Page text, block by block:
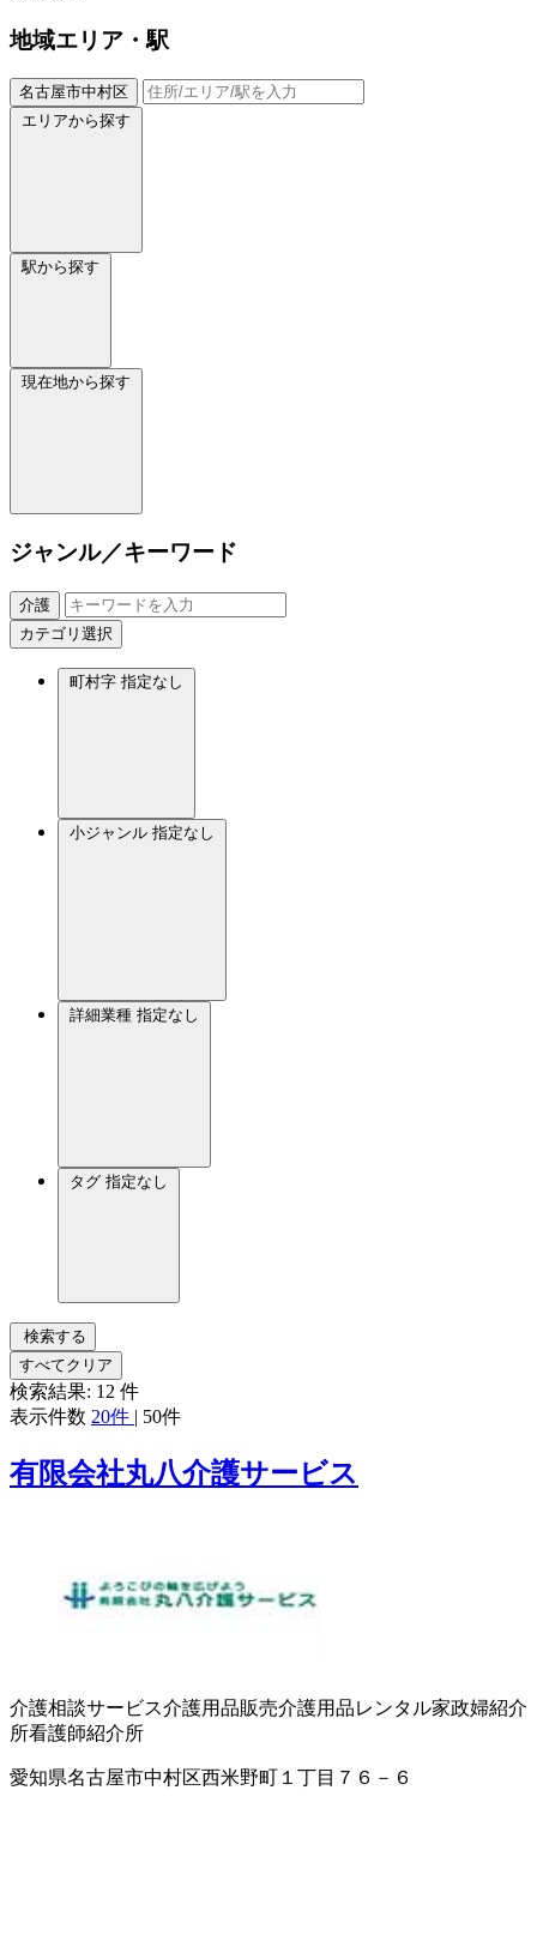
地域エリア・駅
名古屋市中村区
エリアから探す
駅から探す
現在地から探す
ジャンル／キーワード
介護
カテゴリ選択
町村字 指定なし
小ジャンル 指定なし
詳細業種 指定なし
タグ 指定なし
検索する
すべてクリア
検索結果: 12 件
表示件数 20件 | 50件
有限会社丸八介護サービス
介護相談サービス介護用品販売介護用品レンタル家政婦紹介
所看護師紹介所
愛知県名古屋市中村区西米野町１丁目７６－６